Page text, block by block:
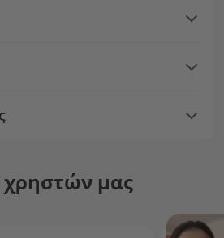
μας